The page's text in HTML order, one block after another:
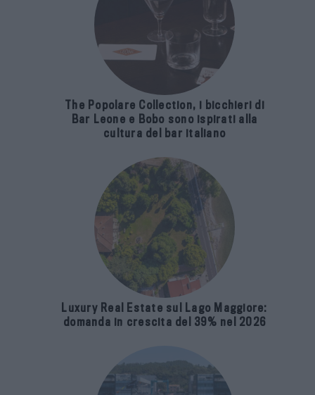
The Popolare Collection, i bicchieri di
Bar Leone e Bobo sono ispirati alla
cultura del bar italiano
Luxury Real Estate sul Lago Maggiore:
domanda in crescita del 39% nel 2026